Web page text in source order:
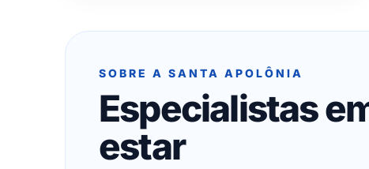
SOBRE A SANTA APOLÔNIA
Especialistas
estar